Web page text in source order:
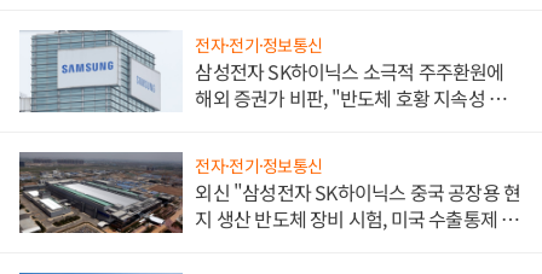
전자·전기·정보통신
삼성전자 SK하이닉스 소극적 주주환원에
해외 증권가 비판, "반도체 호황 지속성 의
전자·전기·정보통신
외신 "삼성전자 SK하이닉스 중국 공장용 현
지 생산 반도체 장비 시험, 미국 수출통제 대